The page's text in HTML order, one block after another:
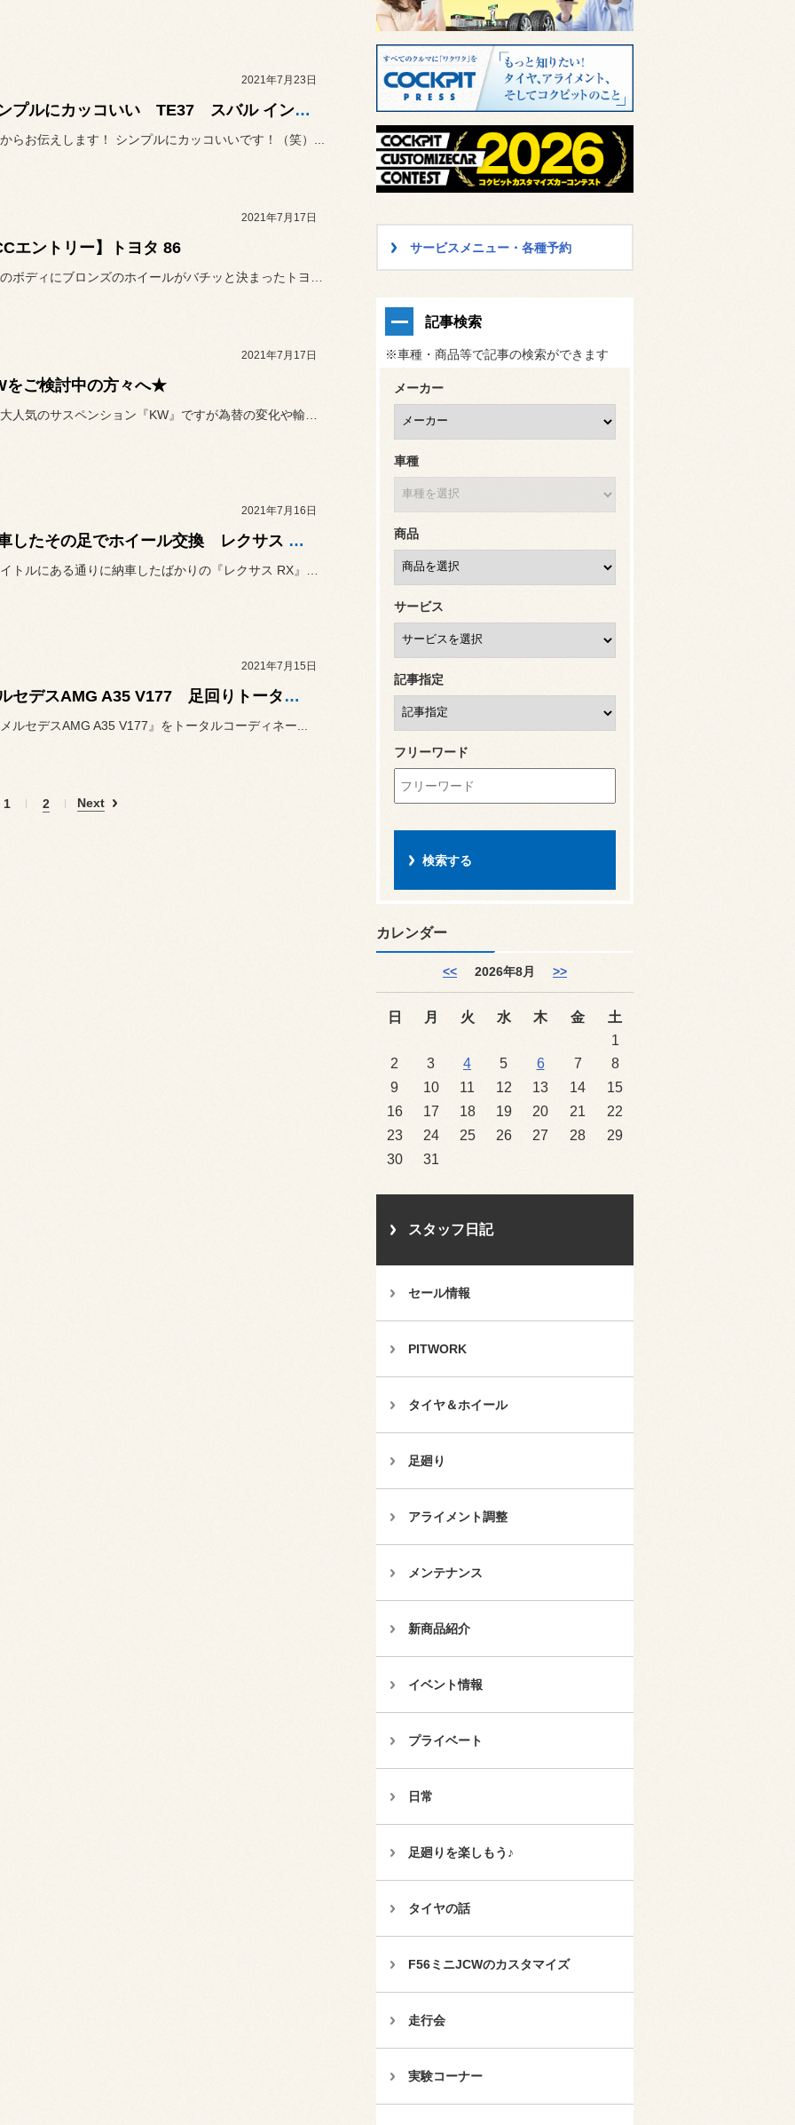
2021年7月23日
★シンプルにカッコいい TE37 スバル インプレッサ★
らお伝えします！ シンプルにカッコいいです！（笑）...
2021年7月17日
エントリー】トヨタ 86
2021年7月17日
ご検討中の方々へ★
2021年7月16日
★納車したその足でホイール交換 レクサス RX★
2021年7月15日
★メルセデスAMG A35 V177 足回りトータルコーディネート★
ルセデスAMG A35 V177』をトータルコーディネー...
1 2 Next
サービスメニュー・各種予約
記事検索
※車種・商品等で記事の検索ができます
メーカー
車種
商品
サービス
記事指定
フリーワード
カレンダー
<< 2026年8月 >>
日 月 火 水 木 金
土
1
2
3 4 5 6 7
8
9
10 11 12 13 14
15
16
17 18 19 20 21
22
23
24 25 26 27 28
29
30
31
スタッフ日記
セール情報
PITWORK
タイヤ＆ホイール
足廻り
アライメント調整
メンテナンス
新商品紹介
イベント情報
プライベート
日常
足廻りを楽しもう♪
タイヤの話
F56ミニJCWのカスタマイズ
走行会
実験コーナー